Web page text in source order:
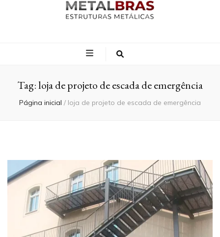
Tag:loja de projeto de escada de emergência
Página inicial / loja de projeto de escada de emergência